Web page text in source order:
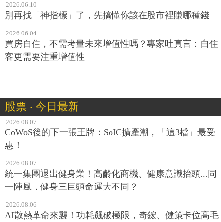
2026.06.10
別再找「神指標」了，先搞懂你該在股市裡賺哪種錢
2026.06.04
買房自住，不需考量未來增值性嗎？專家吐真言：自住
客更需要注重增值性
股票 ‧ 今日最新
2026.08.07
CoWoS後的下一張王牌：SoIC擴產潮，「這3檔」最受
惠！
2026.08.07
統一集團退出健身業！高齡化商機、健康意識抬頭...同
一陣風，健身三巨頭命運大不同？
2026.08.06
AI散熱革命來襲！功耗飆破極限，奇鋐、健策卡位高毛